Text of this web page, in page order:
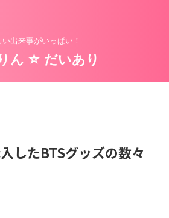
い出来事がいっぱい！
ん ☆ だいあり
したBTSグッズの数々